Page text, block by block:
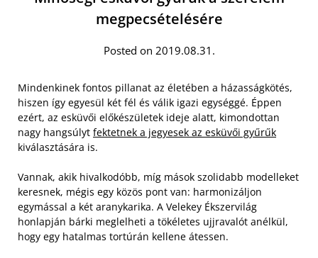
megpecsételésére
Posted on 2019.08.31.
Mindenkinek fontos pillanat az életében a házasságkötés,
hiszen így egyesül két fél és válik igazi egységgé. Éppen
ezért, az esküvői előkészületek ideje alatt, kimondottan
nagy hangsúlyt fektetnek a jegyesek az esküvői gyűrűk
kiválasztására is.
Vannak, akik hivalkodóbb, míg mások szolidabb modelleket
keresnek, mégis egy közös pont van: harmonizáljon
egymással a két aranykarika. A Velekey Ékszervilág
honlapján bárki meglelheti a tökéletes ujjravalót anélkül,
hogy egy hatalmas tortúrán kellene átessen.